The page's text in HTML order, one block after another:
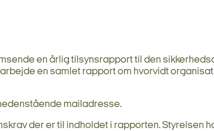
en årlig tilsynsrapport til den
en samlet rapport om hvorvidt
mailadresse.
der er til indholdet i rapporten. Styrelsen